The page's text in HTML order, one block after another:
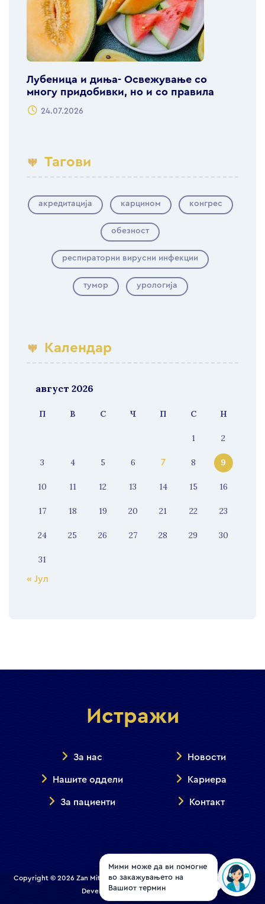
Лубеница и диња- Освежување со
многу придобивки, но и со правила
24.07.2026
Тагови
акредитација карцином конгрес
обезност
респираторни вирусни инфекции
тумор урологија
Календар
август 2026
П В С Ч П С Н
1 2
3 4 5 6 7 8 9
10 11 12 13 14 15 16
17 18 19 20 21 22 23
24 25 26 27 28 29 30
31
« Јул
Истражи
За нас
Нашите оддели
За пациенти
Новости
Кариера
Контакт
Copyright © 2026 Zan Mitrev Clinic | All Rights Reserved. Designed and
Developed byCreative House
Мими може да ви помогне
во закажувањето на
Вашиот термин